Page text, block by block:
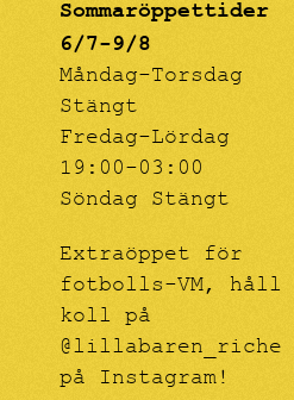
Sommaröppettider
6/7-9/8
Måndag-Torsdag
Stängt
Fredag-Lördag
19:00-03:00
Söndag Stängt
Extraöppet för
fotbolls-VM, håll
koll på
@lillabaren_riche
på Instagram!